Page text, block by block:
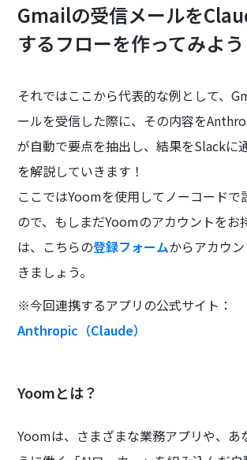
Gmailの受信メールを
するフローを作ってみよう
それではここから代表的な例として、
ールを受信した際に、その内容を
が自動で要点を抽出し、結果をSlackに
を解説していきます！
ここではYoomを使用してノーコードで
ので、もしまだYoomのアカウントをお
は、こちらの登録フォームからアカウ
きましょう。
※今回連携するアプリの公式サイト：
Anthropic（Claude）
Yoomとは？
Yoomは、さまざまな業務アプリや、あ